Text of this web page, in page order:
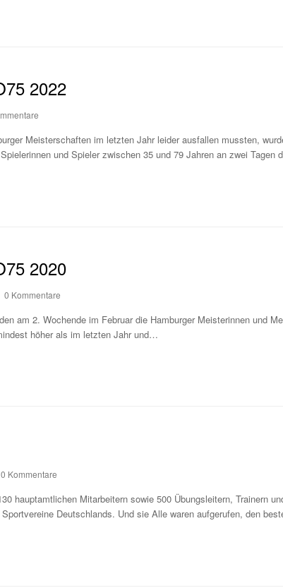
2022
Meisterschaften im letzten Jahr leider ausfallen mussten,
und Spieler zwischen 35 und 79 Jahren an zwei Tagen
2020
0 Kommentare
am 2. Wochende im Februar die Hamburger Meisterinnen und
höher als im letzten Jahr und…
0 Kommentare
hauptamtlichen Mitarbeitern sowie 500 Übungsleitern, Trainern
Deutschlands. Und sie Alle waren aufgerufen, den